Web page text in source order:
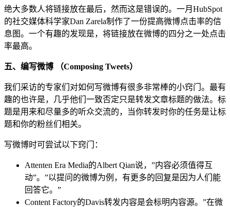
绝大多数人将链接放在最后，然而这是错误的。一月HubSpot
的社交媒体科学家Dan Zarela制作了一份提高微博点击率的信
息图。一个有趣的发现是，将链接放在微博的四分之一处点击
率最高。
五、编写微博 （Composing Tweets）
我们采访的专家们对如何写微博有很多非常棒的小窍门。最有
趣的也许是，几乎他们一致否定只是转发文章标题的做法。标
题是用来和尽量多的听众交流的，当你转发时你的任务是让标
题和你的粉丝们相关。
写微博时可尝试以下窍门：
Attenten Era Media的Albert Qian说，”内容必须值得互
动”。”以提问的微博为例，有更多的回复是因为人们能
回答它。”
Content Factory的Davis转发内容是会标明内容源。”在微